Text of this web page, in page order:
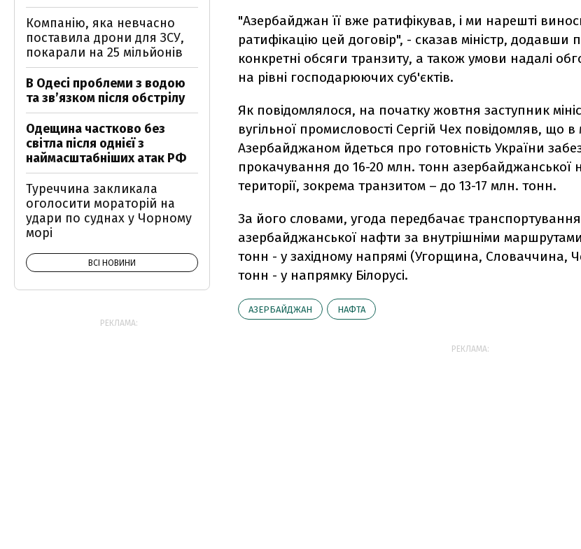
"Азербайджан її вже ратифікував, і ми нарешті
ратифікацію цей договір", - сказав міністр, додавши
конкретні обсяги транзиту, а також умови надалі
на рівні господарюючих суб'єктів.
Як повідомлялося, на початку жовтня заступник
вугільної промисловості Сергій Чех повідомляв, що в
Азербайджаном йдеться про готовність України
прокачування до 16-20 млн. тонн азербайджанської
території, зокрема транзитом – до 13-17 млн. тонн.
За його словами, угода передбачає
азербайджанської нафти за внутрішніми
тонн - у західному напрямі (Угорщина, Словаччина,
тонн - у напрямку Білорусі.
АЗЕРБАЙДЖАН НАФТА
РЕКЛАМА:
Компанію, яка невчасно
поставила дрони для ЗСУ,
покарали на 25 мільйонів
В Одесі проблеми з водою
та звʼязком після обстрілу
Одещина частково без
світла після однієї з
наймасштабніших атак РФ
Туреччина закликала
оголосити мораторій на
удари по суднах у Чорному
морі
ВСІ НОВИНИ
РЕКЛАМА: